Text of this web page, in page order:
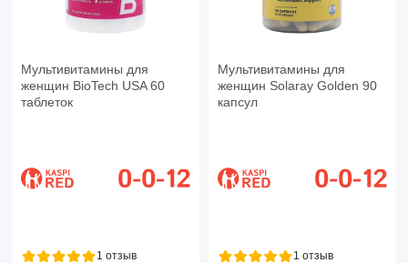
Мультивитамины для
женщин BioTech USA 60
таблеток
1 отзыв
Мультивитамины для
женщин Solaray Golden 90
капсул
1 отзыв